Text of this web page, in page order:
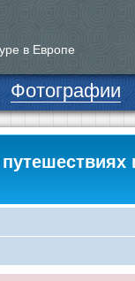
в Европе
Фотографии